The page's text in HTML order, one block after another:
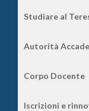
Studiare al
Autorità
Corpo Docente
Iscrizioni e